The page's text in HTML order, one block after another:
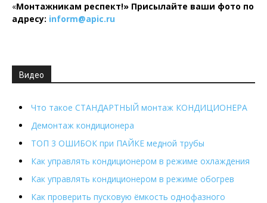
«Монтажникам респект!» Присылайте ваши фото по
адресу: inform@apic.ru
Видео
Что такое СТАНДАРТНЫЙ монтаж КОНДИЦИОНЕРА
Демонтаж кондиционера
ТОП 3 ОШИБОК при ПАЙКЕ медной трубы
Как управлять кондиционером в режиме охлаждения
Как управлять кондиционером в режиме обогрев
Как проверить пусковую ёмкость однофазного